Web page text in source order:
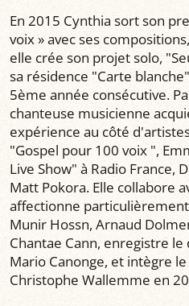
En 2015 Cynthia sort son
voix » avec ses
elle crée son projet solo,
sa résidence "Carte
5ème année consécutive.
chanteuse musicienne
expérience au côté
"Gospel pour 100 voix ",
Live Show" à Radio France,
Matt Pokora. Elle collabore
affectionne
Munir Hossn, Arnaud
Chantae Cann, enregistre le
Mario Canonge, et intègre
Christophe Wallemme en